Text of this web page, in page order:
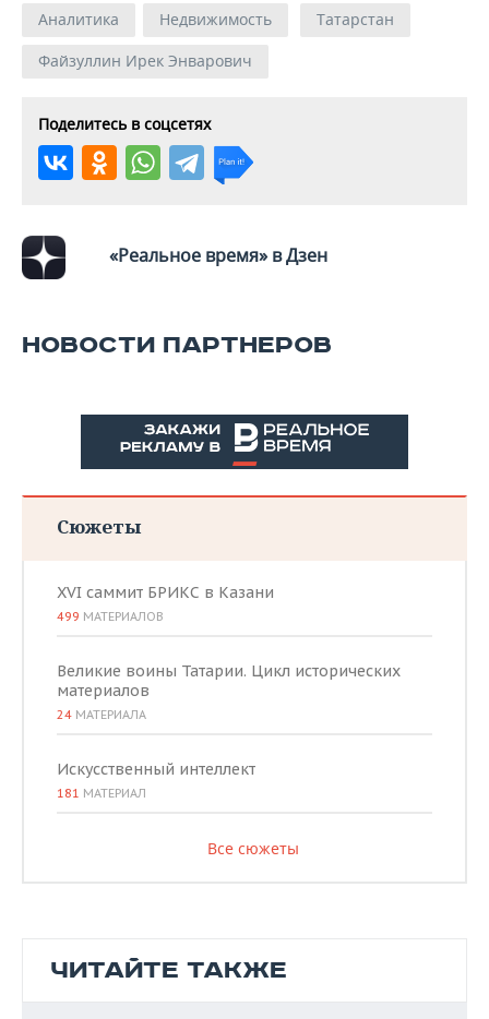
Аналитика Недвижимость
Татарстан
Файзуллин Ирек Энварович
Поделитесь в соцсетях
«Реальное время» в Дзен
НОВОСТИ ПАРТНЕРОВ
Сюжеты
XVI саммит БРИКС в Казани
499 МАТЕРИАЛОВ
Великие воины Татарии. Цикл исторических
материалов
24 МАТЕРИАЛА
Искусственный интеллект
181 МАТЕРИАЛ
Все сюжеты
ЧИТАЙТЕ ТАКЖЕ